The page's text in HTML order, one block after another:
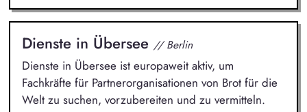
Dienste in Übersee // Berlin
Dienste in Übersee ist europaweit aktiv, um
Fachkräfte für Partnerorganisationen von Brot für die
Welt zu suchen, vorzubereiten und zu vermitteln.